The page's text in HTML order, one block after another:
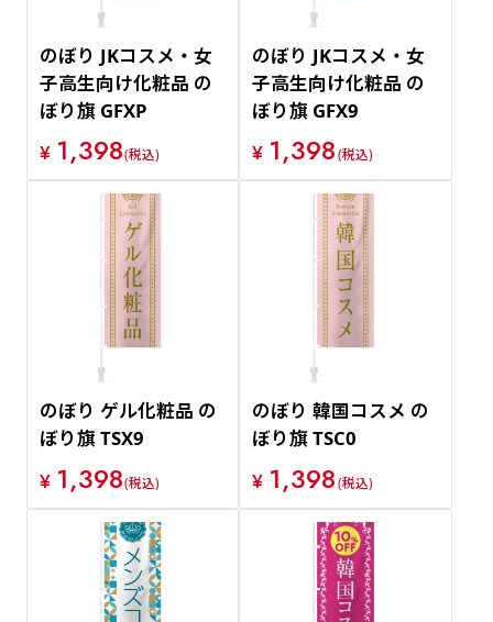
のぼり JKコスメ・女
子高生向け化粧品 の
ぼり旗 GFXP
¥ 1,398(税込)
のぼり JKコスメ・女
子高生向け化粧品 の
ぼり旗 GFX9
¥ 1,398(税込)
のぼり ゲル化粧品 の
ぼり旗 TSX9
¥ 1,398(税込)
のぼり 韓国コスメ の
ぼり旗 TSC0
¥ 1,398(税込)